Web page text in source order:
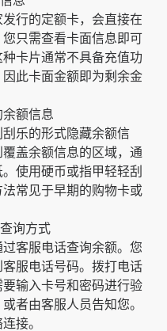
行的定额卡，会直接在
只需查看卡面信息即可
卡片通常不具备充值功
此卡面金额即为剩余金
额信息
乐的形式隐藏余额信
盖余额信息的区域，通
使用硬币或指甲轻轻刮
常见于早期的购物卡或
询方式
客服电话查询余额。您
服电话号码。拨打电话
输入卡号和密码进行验
者由客服人员告知您。
接。